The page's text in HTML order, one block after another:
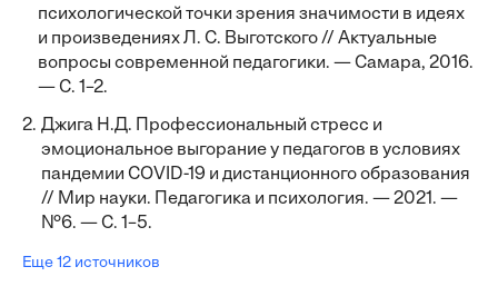
психологической точки зрения значимости в идеях
и произведениях Л. С. Выготского // Актуальные
вопросы современной педагогики. — Самара, 2016.
— С. 1–2.
2. Джига Н.Д. Профессиональный стресс и
эмоциональное выгорание у педагогов в условиях
пандемии COVID-19 и дистанционного образования
// Мир науки. Педагогика и психология. — 2021. —
№6. — С. 1–5.
Еще 12 источников